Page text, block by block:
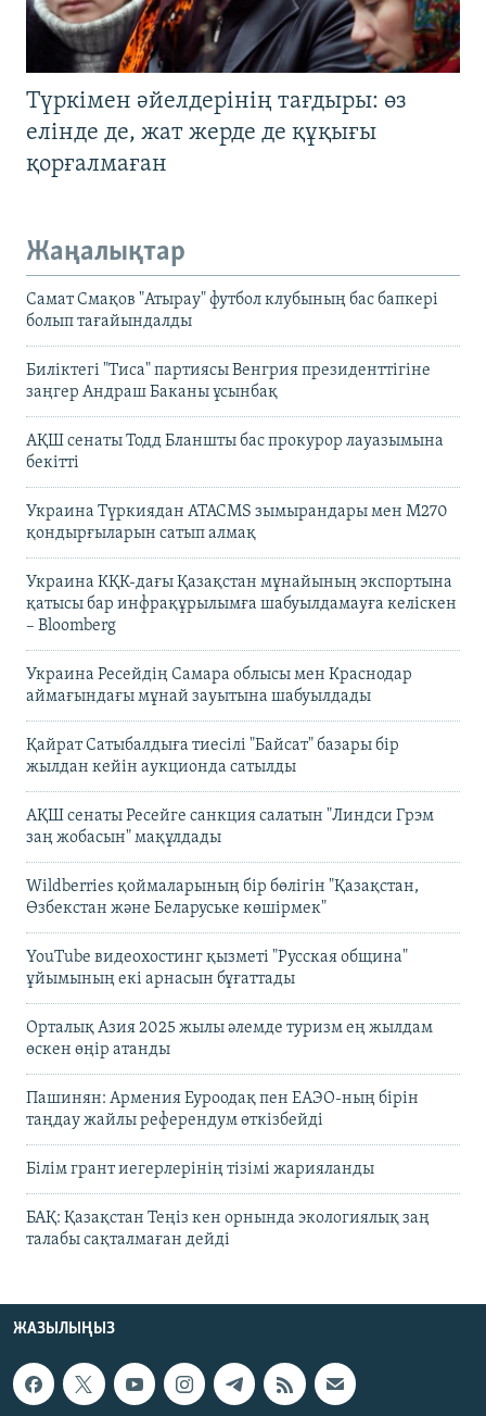
Түркімен әйелдерінің тағдыры: өз
елінде де, жат жерде де құқығы
қорғалмаған
Жаңалықтар
Самат Смақов "Атырау" футбол клубының бас бапкері
болып тағайындалды
Биліктегі "Тиса" партиясы Венгрия президенттігіне
заңгер Андраш Баканы ұсынбақ
АҚШ сенаты Тодд Бланшты бас прокурор лауазымына
бекітті
Украина Түркиядан ATACMS зымырандары мен M270
қондырғыларын сатып алмақ
Украина КҚК-дағы Қазақстан мұнайының экспортына
қатысы бар инфрақұрылымға шабуылдамауға келіскен
– Bloomberg
Украина Ресейдің Самара облысы мен Краснодар
аймағындағы мұнай зауытына шабуылдады
Қайрат Сатыбалдыға тиесілі "Байсат" базары бір
жылдан кейін аукционда сатылды
АҚШ сенаты Ресейге санкция салатын "Линдси Грэм
заң жобасын" мақұлдады
Wildberries қоймаларының бір бөлігін "Қазақстан,
Өзбекстан және Беларуське көшірмек"
YouTube видеохостинг қызметі "Русская община"
ұйымының екі арнасын бұғаттады
Орталық Азия 2025 жылы әлемде туризм ең жылдам
өскен өңір атанды
Пашинян: Армения Еуроодақ пен ЕАЭО-ның бірін
таңдау жайлы референдум өткізбейді
Білім грант иегерлерінің тізімі жарияланды
БАҚ: Қазақстан Теңіз кен орнында экологиялық заң
талабы сақталмаған дейді
ЖАЗЫЛЫҢЫЗ